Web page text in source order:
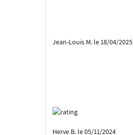
Jean-Louis M. le 18/04/2025
Herve B. le 05/11/2024